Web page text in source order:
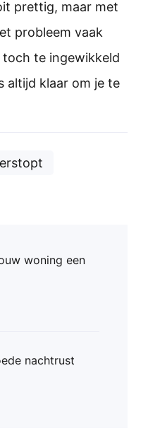
prettig, maar met
probleem vaak
toch te ingewikkeld
altijd klaar om je te
woning een
nachtrust